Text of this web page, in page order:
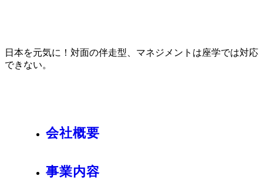
日本を元気に！対面の伴走型、マネジメントは座学では対応
できない。
会社概要
事業内容